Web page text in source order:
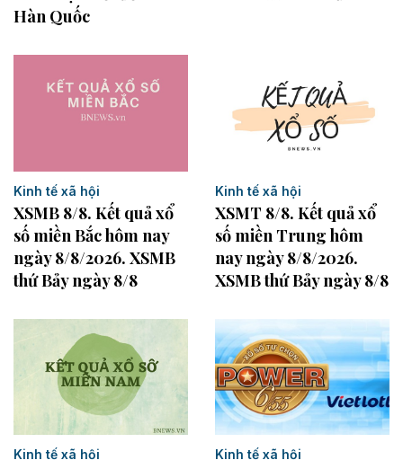
Hàn Quốc
Kinh tế xã hội
XSMB 8/8. Kết quả xổ
số miền Bắc hôm nay
ngày 8/8/2026. XSMB
thứ Bảy ngày 8/8
Kinh tế xã hội
XSMT 8/8. Kết quả xổ
số miền Trung hôm
nay ngày 8/8/2026.
XSMB thứ Bảy ngày 8/8
Kinh tế xã hội Kinh tế xã hội